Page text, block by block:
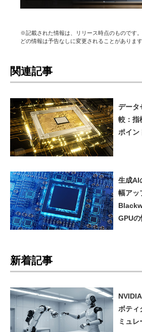
※記載された情報は、リリース時点のものです
どの情報は予告なしに変更されることがあります
関連記事
データ
較：指
ポイン
生成AI
幅アッ
GPU
新着記事
ボティ
ミュ